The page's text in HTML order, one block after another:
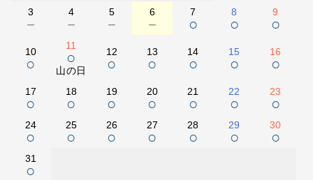
3
－
4
－
5
－
6
－
7
○
8
○
9
○
10
○
11
○
山の日
12
○
13
○
14
○
15
○
16
○
17
○
18
○
19
○
20
○
21
○
22
○
23
○
24
○
25
○
26
○
27
○
28
○
29
○
30
○
31
○